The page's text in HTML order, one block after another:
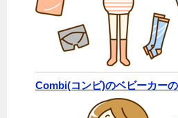
Combi(コンビ)のベビーカー